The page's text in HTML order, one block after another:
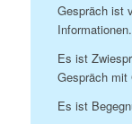
Gespräch ist
Informationen.
Es ist
Gespräch mit
Es ist